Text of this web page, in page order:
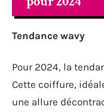
Tendance wavy
Pour 2024, la
Cette coiffure,
une allure